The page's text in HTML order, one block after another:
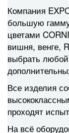
Компания
большую
цветами
вишня, венге,
выбрать
Все изделия
проходят
На всё